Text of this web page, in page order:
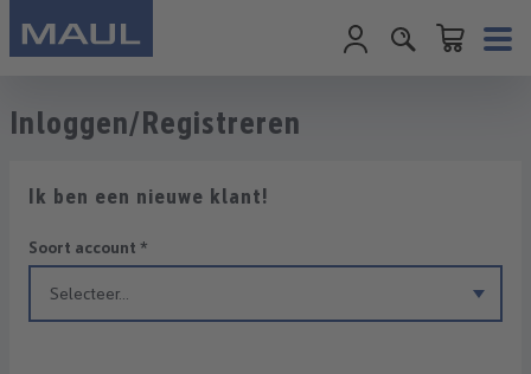
Inloggen/Registreren
Ik ben een nieuwe klant!
Persoonlijke informatie
Soort account *